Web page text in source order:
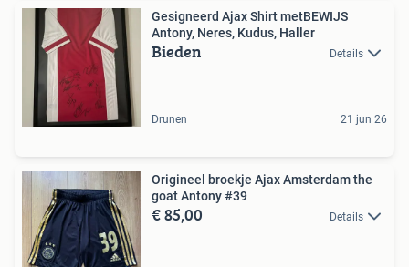
Gesigneerd Ajax Shirt metBEWIJS
Antony, Neres, Kudus, Haller
Bieden Details
Drunen 21 jun 26
Origineel broekje Ajax Amsterdam the
goat Antony #39
€ 85,00 Details